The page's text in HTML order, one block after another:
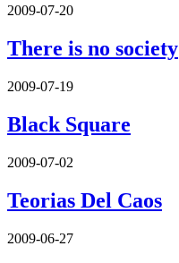
2009-07-20
There is no society
2009-07-19
Black Square
2009-07-02
Teorias Del Caos
2009-06-27